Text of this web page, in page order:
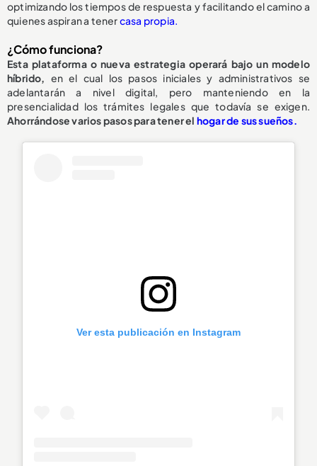
optimizando los tiempos de respuesta y facilitando el camino a
quienes aspiran a tenercasa propia.
¿Cómo funciona?
Esta plataforma o nueva estrategia operará bajo un modelo
híbrido, en el cual los pasos iniciales y administrativos se
adelantarán a nivel digital, pero manteniendo en la
presencialidad los trámites legales que todavía se exigen.
Ahorrándose varios pasos para tener el hogar de sus sueños.
Ver esta publicación en Instagram